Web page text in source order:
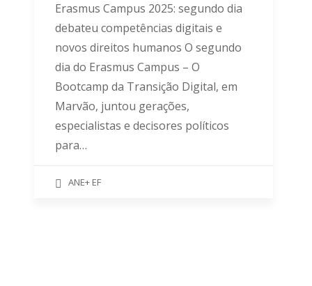
Erasmus Campus 2025: segundo dia
debateu competências digitais e
novos direitos humanos O segundo
dia do Erasmus Campus – O
Bootcamp da Transição Digital, em
Marvão, juntou gerações,
especialistas e decisores políticos
para…
ANE+ EF